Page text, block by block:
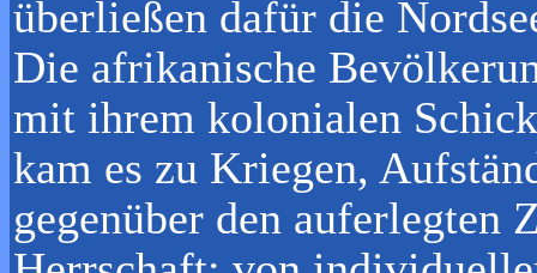
überließen dafür die
Die afrikanische
mit ihrem kolonialen
kam es zu Kriegen,
gegenüber den auferlegten